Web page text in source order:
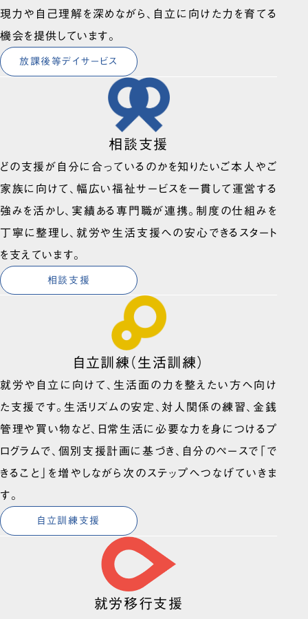
現力や自己理解を深めながら、自立に向けた力を育てる
機会を提供しています。
放課後等デイサービス
相談支援
どの支援が自分に合っているのかを知りたいご本人やご
家族に向けて、幅広い福祉サービスを一貫して運営する
強みを活かし、実績ある専門職が連携。制度の仕組みを
丁寧に整理し、就労や生活支援への安心できるスタート
を支えています。
相談支援
自立訓練（生活訓練）
就労や自立に向けて、生活面の力を整えたい方へ向け
た支援です。生活リズムの安定、対人関係の練習、金銭
管理や買い物など、日常生活に必要な力を身につけるプ
ログラムで、個別支援計画に基づき、自分のペースで「で
きること」を増やしながら次のステップへつなげていきま
す。
自立訓練支援
就労移行支援